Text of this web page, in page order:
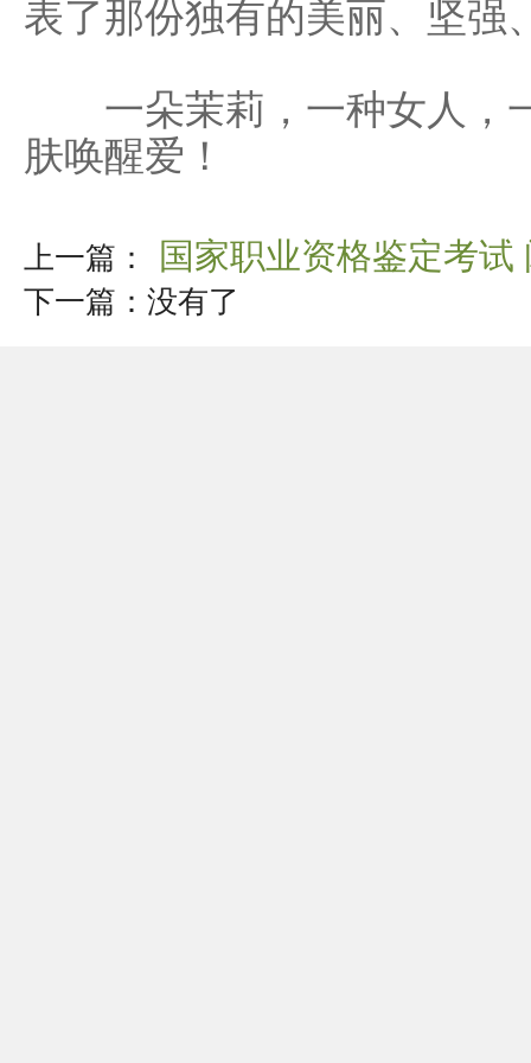
表了那份独有的美丽、坚强
一朵茉莉，一种女人，
肤唤醒爱！
上一篇： 国家职业资格鉴定考
下一篇：没有了